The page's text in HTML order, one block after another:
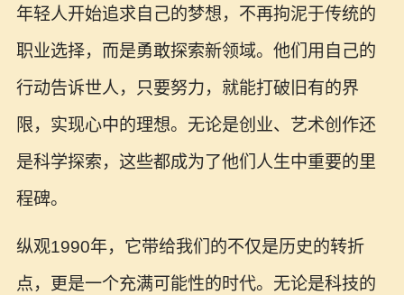
年轻人开始追求自己的梦想，不再拘泥于传统的
职业选择，而是勇敢探索新领域。他们用自己的
行动告诉世人，只要努力，就能打破旧有的界
限，实现心中的理想。无论是创业、艺术创作还
是科学探索，这些都成为了他们人生中重要的里
程碑。
纵观1990年，它带给我们的不仅是历史的转折
点，更是一个充满可能性的时代。无论是科技的